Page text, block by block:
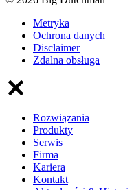
Metryka
Ochrona danych
Disclaimer
Zdalna obsługa
Rozwiązania
Produkty
Serwis
Firma
Kariera
Kontakt